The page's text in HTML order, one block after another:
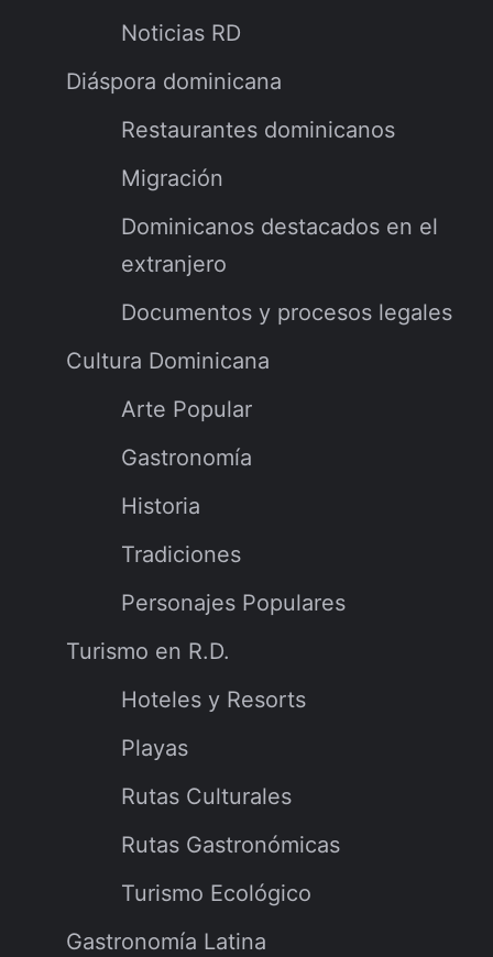
Noticias RD
Diáspora dominicana
Restaurantes dominicanos
Migración
Dominicanos destacados en el
extranjero
Documentos y procesos legales
Cultura Dominicana
Arte Popular
Gastronomía
Historia
Tradiciones
Personajes Populares
Turismo en R.D.
Hoteles y Resorts
Playas
Rutas Culturales
Rutas Gastronómicas
Turismo Ecológico
Gastronomía Latina